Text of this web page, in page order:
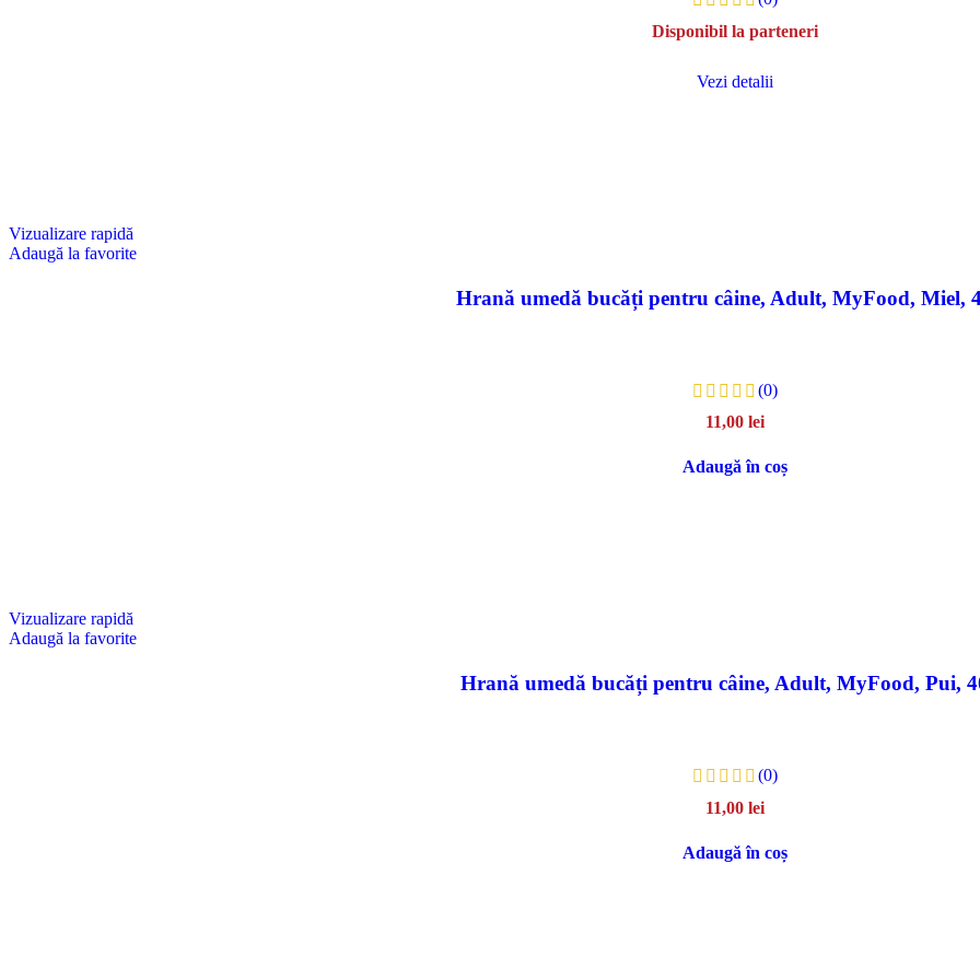
Disponibil la parteneri
Vezi detalii
Vizualizare rapidă
Adaugă la favorite
Hrană umedă bucăți pentru câine, Adult, MyFood, Miel,
(0)
11,00 lei
Adaugă în coș
Vizualizare rapidă
Adaugă la favorite
Hrană umedă bucăți pentru câine, Adult, MyFood, Pui,
(0)
11,00 lei
Adaugă în coș